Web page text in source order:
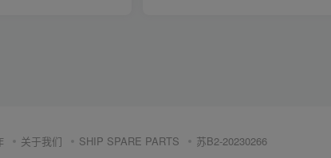
关于我们 SHIP SPARE PARTS 苏B2-20230266